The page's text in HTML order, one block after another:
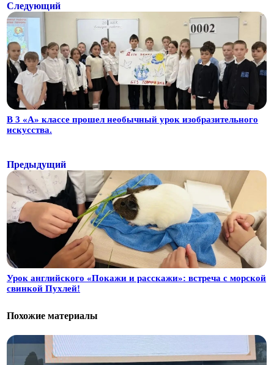
Следующий
В 3 «А» классе прошел необычный урок изобразительного
искусства.
Предыдущий
Урок английского «Покажи и расскажи»: встреча с морской
свинкой Пухлей!
Похожие материалы